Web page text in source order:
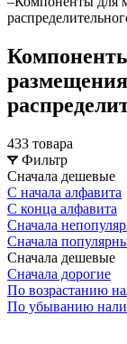
433 товара
Фильтр
Сначала дешевые
С начала алфавита
С конца алфавита
Сначала
Сначала
Сначала дешевые
Сначала дорогие
По возрастанию
По убыванию